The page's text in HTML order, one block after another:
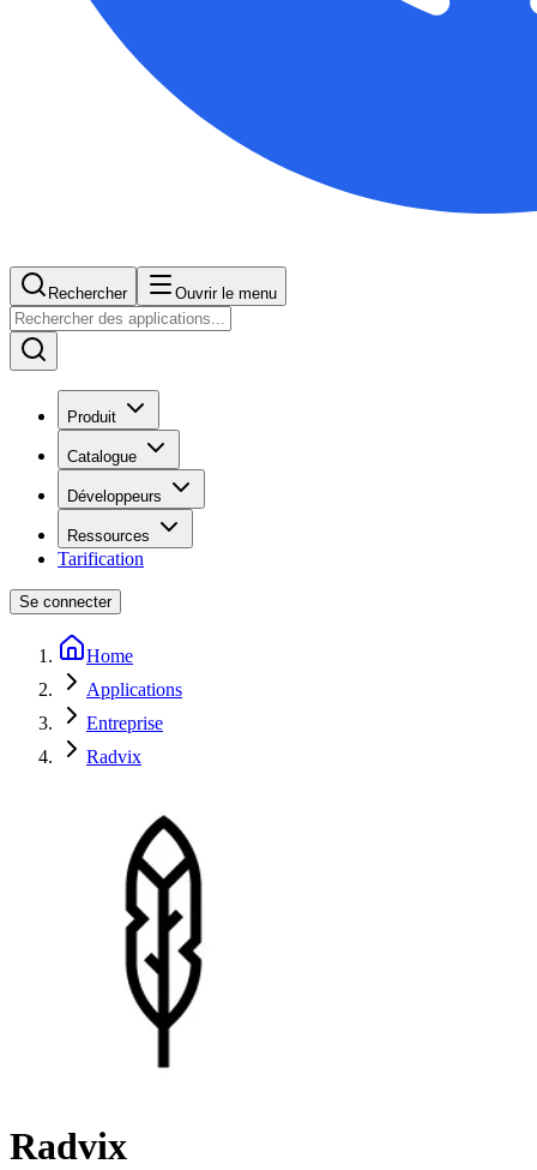
Rechercher Ouvrir le menu
Produit
Catalogue
Développeurs
Ressources
Tarification
Se connecter
Home
Applications
Entreprise
Radvix
Radvix